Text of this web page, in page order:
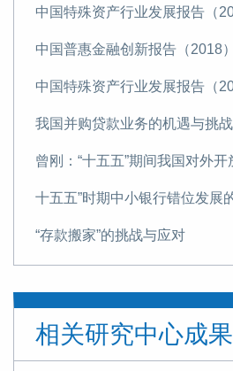
中国特殊资产行业发展报告（
中国普惠金融创新报告（2018）
中国特殊资产行业发展报告（
我国并购贷款业务的机遇与挑战
“存款搬家”的挑战与应对
信托业需从“规模为王”转向“能
探索非银机构流动性支持，筑牢
相关研究中心成果